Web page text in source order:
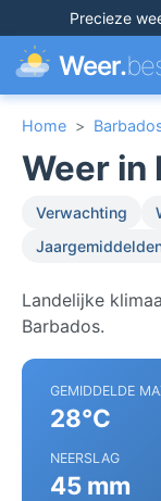
Precieze
Weer.
Home >
Weer in
Verwachting
Landelijke
Barbados.
GEMIDDELDE
28°C
NEERSLAG
45 mm